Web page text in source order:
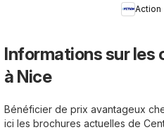
Action
Informations sur les
à Nice
Bénéficier de prix avantageux
ici les brochures actuelles de